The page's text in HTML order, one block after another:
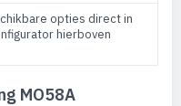
opties direct in
hierboven
MO58A